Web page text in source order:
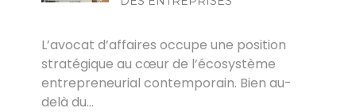
L’avocat d’affaires occupe une position
stratégique au cœur de l’écosystème
entrepreneurial contemporain. Bien au-
delà du…